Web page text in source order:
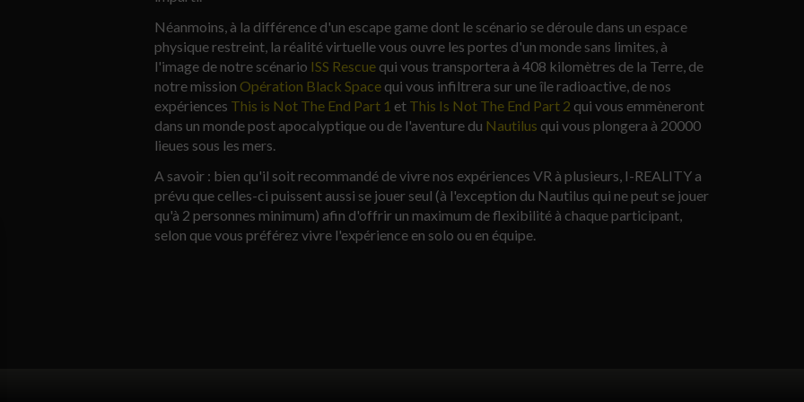
Néanmoins, à la différence d'un escape game dont le scénario se déroule dans un espace
physique restreint, la réalité virtuelle vous ouvre les portes d'un monde sans limites, à
l'image de notre scénario ISS Rescue qui vous transportera à 408 kilomètres de la Terre, de
notre mission Opération Black Space qui vous infiltrera sur une île radioactive, de nos
expériences This is Not The End Part 1 et This Is Not The End Part 2 qui vous emmèneront
dans un monde post apocalyptique ou de l'aventure du Nautilus qui vous plongera à 20000
lieues sous les mers.
A savoir : bien qu'il soit recommandé de vivre nos expériences VR à plusieurs, I-REALITY a
prévu que celles-ci puissent aussi se jouer seul (à l'exception du Nautilus qui ne peut se jouer
qu'à 2 personnes minimum) afin d'offrir un maximum de flexibilité à chaque participant,
selon que vous préférez vivre l'expérience en solo ou en équipe.